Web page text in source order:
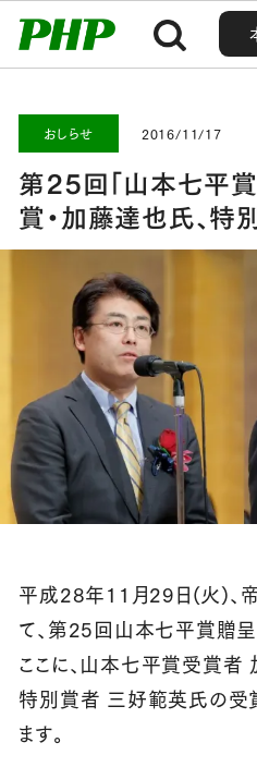
第25回「山本七平賞」受賞の言葉。正賞・加藤達也氏、
おしらせ 2016/11/17
第25回「山本七平賞
賞・加藤達也氏、特
平成28年11月29日(火)、
て、第25回山本七平賞贈呈
ここに、山本七平賞受賞
特別賞者 三好範英氏の受
ます。